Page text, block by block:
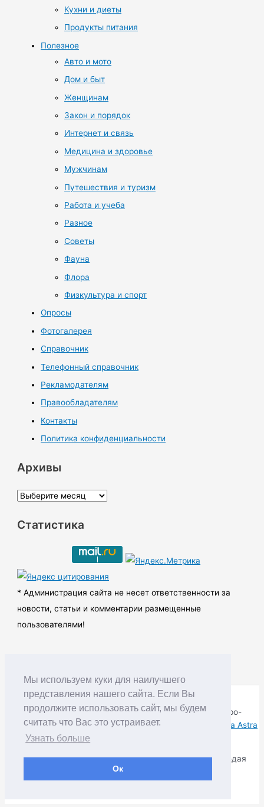
Мы используем куки для наилучшего
представления нашего сайта. Если Вы
продолжите использовать сайт, мы будем
считать что Вас это устраивает.
Узнать больше
Ок
Кухни и диеты
Продукты питания
Полезное
Авто и мото
Дом и быт
Женщинам
Закон и порядок
Интернет и связь
Медицина и здоровье
Мужчинам
Путешествия и туризм
Работа и учеба
Разное
Советы
Фауна
Флора
Физкультура и спорт
Опросы
Фотогалерея
Справочник
Телефонный справочник
Рекламодателям
Правообладателям
Контакты
Политика конфиденциальности
Архивы
А
х
ы
Статистика
* Администрация сайта не несет ответственности за
новости, статьи и комментарии размещенные
пользователями!
Copyright © RUDNIK.MOBI 28.06.2008 - 2026 | Северо-
Енисейский округ Красноярского края | Powered by
Тема Astra
Копирование материалов разрешается только соблюдая
Правила